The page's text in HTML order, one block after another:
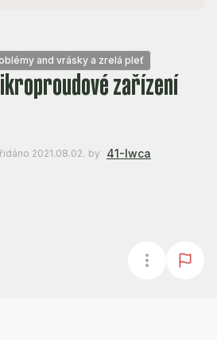
and vrásky a zrelá pleť
zařízení
2021.08.02. by 41-Iwca